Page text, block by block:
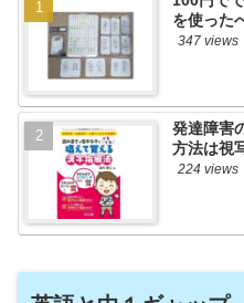
を使った
347 views
発達障害
方法は視
224 views